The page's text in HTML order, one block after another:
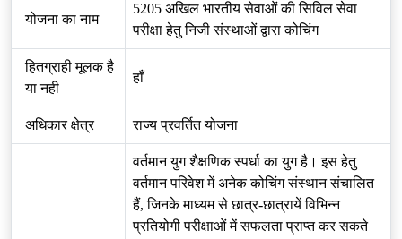
योजना का नाम
5205 अखिल भारतीय सेवाओं की सिविल सेवा
परीक्षा हेतु निजी संस्थाओं द्वारा कोचिंग
हितग्राही मूलक है
या नही
हाँ
अधिकार क्षेत्र राज्य प्रवर्तित योजना
वर्तमान युग शैक्षणिक स्पर्धा का युग है। इस हेतु
वर्तमान परिवेश में अनेक कोचिंग संस्थान संचालित
हैं, जिनके माध्यम से छात्र-छात्रायें विभिन्न
प्रतियोगी परीक्षाओं में सफलता प्राप्त कर सकते